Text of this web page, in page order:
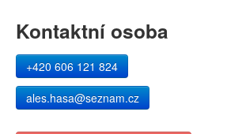
Kontaktní osoba
+420 606 121 824
ales.hasa@seznam.cz